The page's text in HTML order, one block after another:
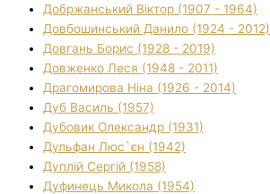
Добржанський Віктор (1907 - 1964)
Довбошинський Данило (1924 - 2012)
Довгань Борис (1928 - 2019)
Довженко Леся (1948 - 2011)
Драгомирова Ніна (1926 - 2014)
Дуб Василь (1957)
Дубовик Олександр (1931)
Дульфан Люс`єн (1942)
Дуплій Сергій (1958)
Дуфинець Микола (1954)